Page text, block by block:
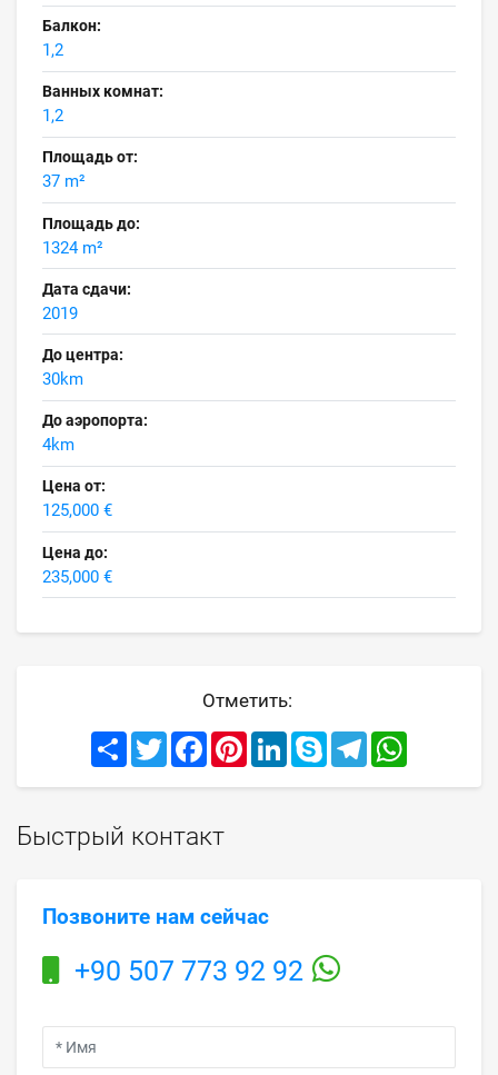
Балкон:
1,2
Ванных комнат:
1,2
Площадь от:
37 m²
Площадь до:
1324 m²
Дата сдачи:
2019
До центра:
30km
До аэропорта:
4km
Цена от:
125,000 €
Цена до:
235,000 €
Отметить:
Share TwitterFacebookPinterestLinkedInSkype Telegram
Быстрый контакт
Позвоните нам сейчас
+90 507 773 92 92